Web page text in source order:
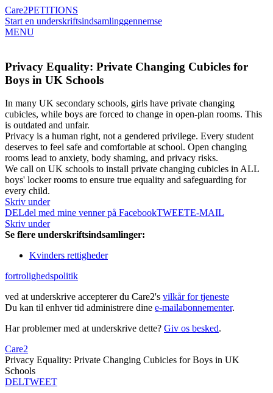
Care2PETITIONS
Start en underskriftsindsamlinggennemse
MENU
Privacy Equality: Private Changing Cubicles for
Boys in UK Schools
In many UK secondary schools, girls have private changing
cubicles, while boys are forced to change in open-plan rooms. This
is outdated and unfair.
Privacy is a human right, not a gendered privilege. Every student
deserves to feel safe and comfortable at school. Open changing
rooms lead to anxiety, body shaming, and privacy risks.
We call on UK schools to install private changing cubicles in ALL
boys' locker rooms to ensure true equality and safeguarding for
every child.
Skriv under
DELdel med mine venner på FacebookTWEETE-MAIL
Skriv under
Se flere underskriftsindsamlinger:
Kvinders rettigheder
fortrolighedspolitik
ved at underskrive accepterer du Care2's vilkår for tjeneste
Du kan til enhver tid administrere dine e-mailabonnementer.
Har problemer med at underskrive dette? Giv os besked.
Care2
Privacy Equality: Private Changing Cubicles for Boys in UK
Schools
DELTWEET